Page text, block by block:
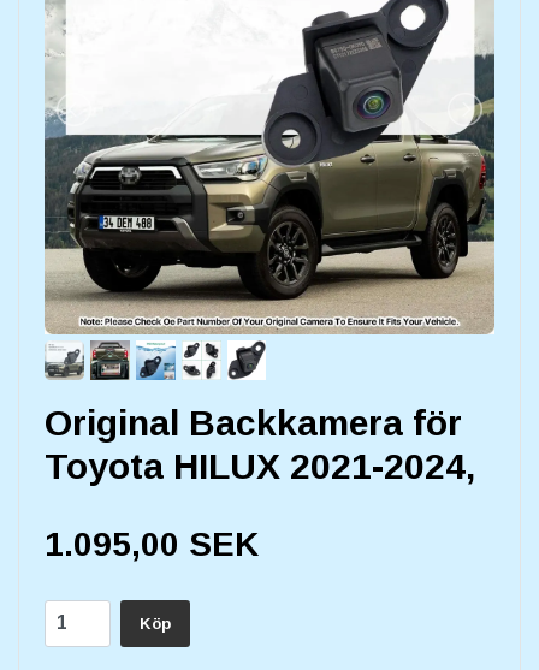
Original Backkamera för
Toyota HILUX 2021-2024,
1.095,00 SEK
Köp